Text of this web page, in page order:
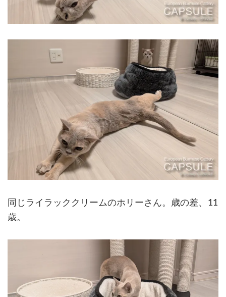
同じライラッククリームのホリーさん。歳の差、11
歳。